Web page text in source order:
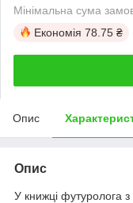
Мінімальна сума
Економія 78.75 ₴
Опис
Опис
У книжці футуролога з